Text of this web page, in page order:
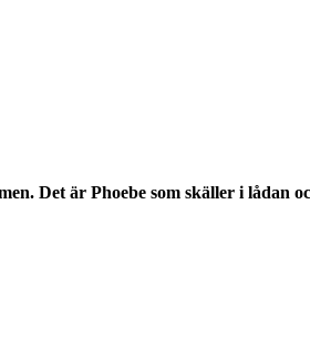
Det är Phoebe som skäller i lådan